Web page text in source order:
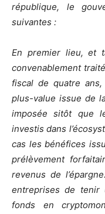
république, le
suivantes :
En premier lieu, et
convenablement
fiscal de quatre
plus-value issue de
imposée sitôt que
investis dans
cas les bénéfices
prélèvement
revenus de
entreprises de tenir
fonds en